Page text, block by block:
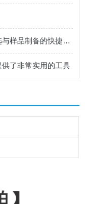
小型热熔胶实验室涂布机：配方筛选与样品制备的快捷工具
了非常实用的工具